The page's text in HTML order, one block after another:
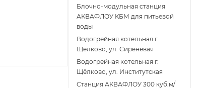
Блочно-модульная станция
АКВАФЛОУ КБМ для питьевой
воды
Водогрейная котельная г.
Щёлково, ул. Сиреневая
Водогрейная котельная г.
Щёлково, ул. Институтская
Станция АКВАФЛОУ 300 куб.м/